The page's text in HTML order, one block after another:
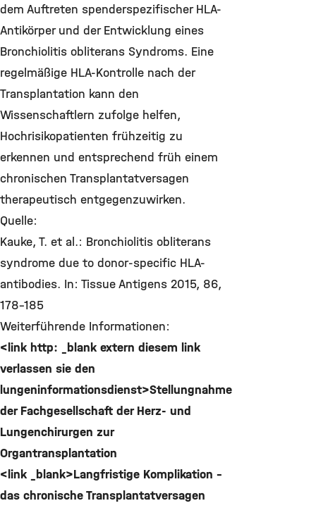
dem Auftreten spenderspezifischer HLA-
Antikörper und der Entwicklung eines
Bronchiolitis obliterans Syndroms. Eine
regelmäßige HLA-Kontrolle nach der
Transplantation kann den
Wissenschaftlern zufolge helfen,
Hochrisikopatienten frühzeitig zu
erkennen und entsprechend früh einem
chronischen Transplantatversagen
therapeutisch entgegenzuwirken.
Quelle:
Kauke, T. et al.: Bronchiolitis obliterans
syndrome due to donor-specific HLA-
antibodies. In: Tissue Antigens 2015, 86,
178-185
Weiterführende Informationen:
<link http: _blank extern diesem link
verlassen sie den
lungeninformationsdienst>Stellungnahme
der Fachgesellschaft der Herz- und
Lungenchirurgen zur
Organtransplantation
<link _blank>Langfristige Komplikation –
das chronische Transplantatversagen